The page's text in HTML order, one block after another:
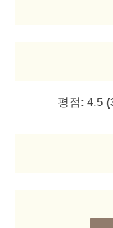
평점:4.5